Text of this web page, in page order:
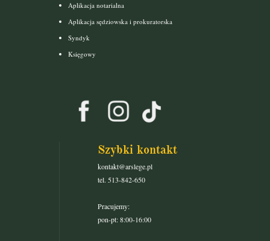
Aplikacja notarialna
Aplikacja sędziowska i prokuratorska
Syndyk
Księgowy
Szybki kontakt
kontakt@arslege.pl
tel. 513-842-650
Pracujemy:
pon-pt: 8:00-16:00